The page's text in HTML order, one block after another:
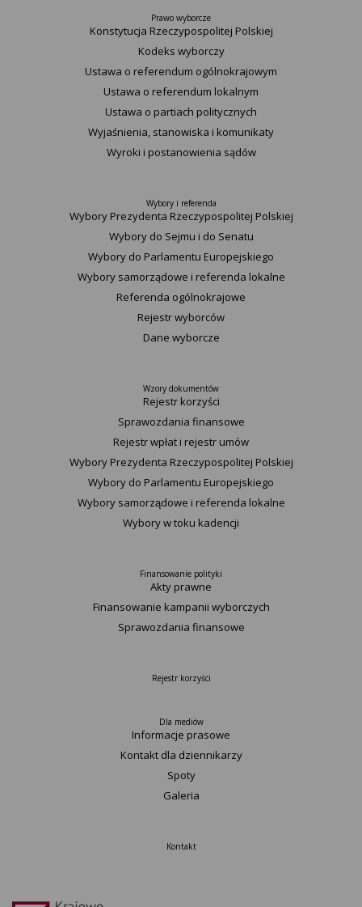
Prawo wyborcze
Konstytucja Rzeczypospolitej Polskiej​
Kodeks wyborczy
Ustawa o referendum ogólnokrajowym
Ustawa o referendum lokalnym
Ustawa o partiach politycznych
Wyjaśnienia, stanowiska i komunikaty
Wyroki i postanowienia sądów
Wybory i referenda
Wybory Prezydenta Rzeczypospolitej Polskiej
Wybory do Sejmu i do Senatu
Wybory do Parlamentu Europejskiego
Wybory samorządowe i referenda lokalne
Referenda ogólnokrajowe
Rejestr wyborców
Dane wyborcze
Wzory dokumentów
Rejestr korzyści
Sprawozdania finansowe
Rejestr wpłat i rejestr umów
Wybory Prezydenta Rzeczypospolitej Polskiej
Wybory do Parlamentu Europejskiego
Wybory samorządowe i referenda lokalne
Wybory w toku kadencji
Finansowanie polityki
Akty prawne
Finansowanie kampanii wyborczych
Sprawozdania finansowe
Rejestr korzyści
Dla mediów
Informacje prasowe
Kontakt dla dziennikarzy
Spoty
Galeria
Kontakt